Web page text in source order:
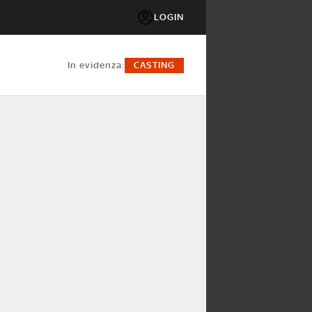
LOGIN
in evidenza: CASTING